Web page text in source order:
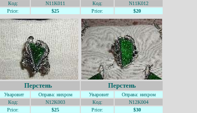
Код: N11K011 Код:
N11K012
Price: $25 Price: $20
Перстень Перстень
Уваровит Оправа: нихром Уваровит
Оправа: нихром
Код: N12K003 Код:
N12K004
Price: $25 Price: $30